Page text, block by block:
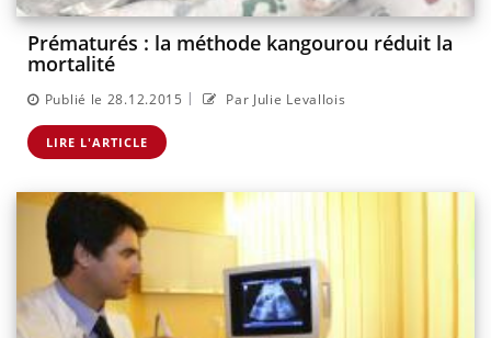
Prématurés : la méthode kangourou réduit la
mortalité
Publié le 28.12.2015 | Par Julie Levallois
LIRE L'ARTICLE